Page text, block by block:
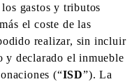
gastos y tributos
el coste de las
realizar, sin incluir
y declarado el inmueble
(“ISD”). La